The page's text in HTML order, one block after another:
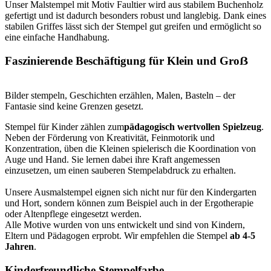
Unser Malstempel mit Motiv Faultier wird aus stabilem Buchenholz
gefertigt und ist dadurch besonders robust und langlebig. Dank eines
stabilen Griffes lässt sich der Stempel gut greifen und ermöglicht so
eine einfache Handhabung.
Faszinierende Beschäftigung für Klein und Groẞ
Bilder stempeln, Geschichten erzählen, Malen, Basteln – der
Fantasie sind keine Grenzen gesetzt.
Stempel für Kinder zählen zumpädagogisch wertvollen Spielzeug.
Neben der Förderung von Kreativität, Feinmotorik und
Konzentration, üben die Kleinen spielerisch die Koordination von
Auge und Hand. Sie lernen dabei ihre Kraft angemessen
einzusetzen, um einen sauberen Stempelabdruck zu erhalten.
Unsere Ausmalstempel eignen sich nicht nur für den Kindergarten
und Hort, sondern können zum Beispiel auch in der Ergotherapie
oder Altenpflege eingesetzt werden.
Alle Motive wurden von uns entwickelt und sind von Kindern,
Eltern und Pädagogen erprobt. Wir empfehlen die Stempel ab 4-5
Jahren.